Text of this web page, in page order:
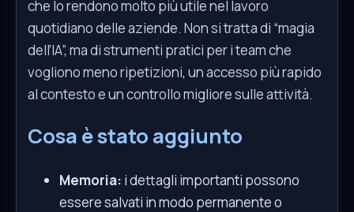
che lo rendono molto più utile nel lavoro
quotidiano delle aziende. Non si tratta di “magia
dell’IA”, ma di strumenti pratici per i team che
vogliono meno ripetizioni, un accesso più rapido
al contesto e un controllo migliore sulle attività.
Cosa è stato aggiunto
Memoria: i dettagli importanti possono
essere salvati in modo permanente o